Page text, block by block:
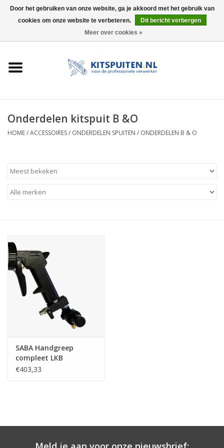
0 Artikelen - €0,00
ELEKTRISCH
LUCHTDRUK
CONTACT
Onderdelen kitspuit B &O
HOME/ACCESSOIRES/ ONDERDELEN SPUITEN / ONDERDELEN B & O
SABA Handgreep
compleet LKB
€403,33
Door het gebruiken van onze website, ga je akkoord met het gebruik van
cookies om onze website te verbeteren.
Dit bericht verbergen
Meer over cookies »